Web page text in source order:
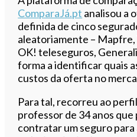
ComparaJá.pt analisou a
definida de cinco
aleatoriamente –
OK! teleseguros,
forma a identificar quais
custos da oferta no
Para tal, recorreu ao
professor de 34 anos
contratar um seguro para